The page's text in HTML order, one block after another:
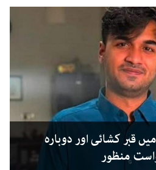
قبر کشائی اور دوبارہ
منظور